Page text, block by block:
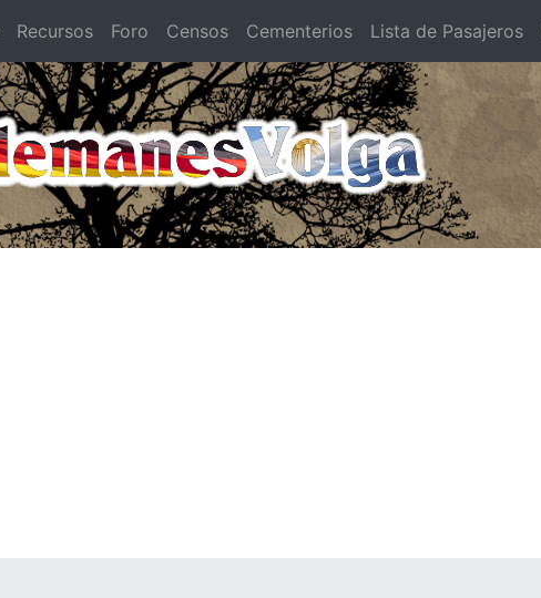
Recursos Foro Censos Cementerios Lista de Pasajeros